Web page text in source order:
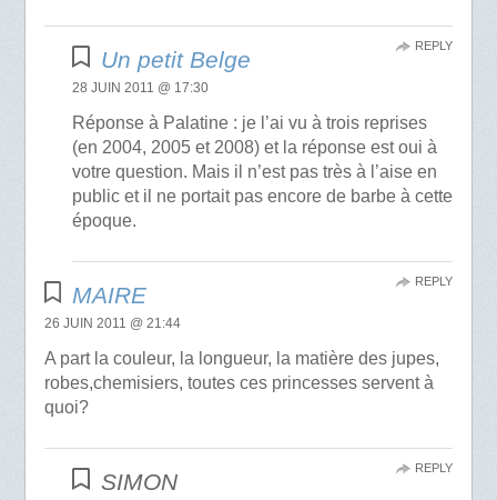
Un petit Belge
28 JUIN 2011 @ 17:30
Réponse à Palatine : je l’ai vu à trois reprises
(en 2004, 2005 et 2008) et la réponse est oui à
votre question. Mais il n’est pas très à l’aise en
public et il ne portait pas encore de barbe à cette
époque.
REPLY
MAIRE
26 JUIN 2011 @ 21:44
A part la couleur, la longueur, la matière des jupes,
robes,chemisiers, toutes ces princesses servent à
quoi?
REPLY
SIMON
REPLY